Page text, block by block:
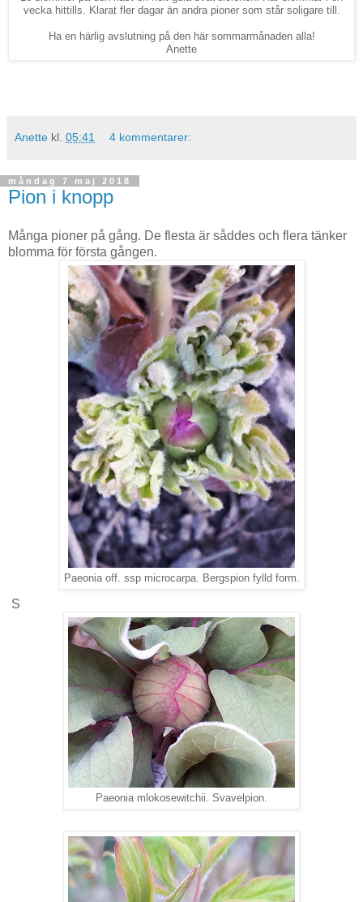
vecka hittills. Klarat fler dagar än andra pioner som står soligare till.
Ha en härlig avslutning på den här sommarmånaden alla!
Anette
Anette kl. 05:41 4 kommentarer:
måndag 7 maj 2018
Pion i knopp
Många pioner på gång. De flesta är såddes och flera tänker
blomma för första gången.
Paeonia off. ssp microcarpa. Bergspion fylld form.
S
Paeonia mlokosewitchii. Svavelpion.